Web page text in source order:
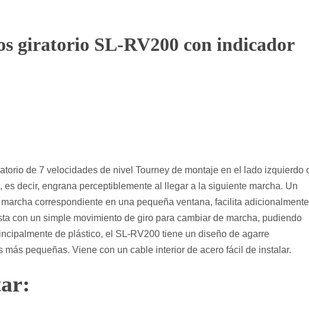
giratorio SL-RV200 con indicador
de 7 velocidades de nivel Tourney de montaje en el lado izquierdo
decir, engrana perceptiblemente al llegar a la siguiente marcha. Un
correspondiente en una pequeña ventana, facilita adicionalmente
con un simple movimiento de giro para cambiar de marcha, pudiendo
de plástico, el SL-RV200 tiene un diseño de agarre
pequeñas. Viene con un cable interior de acero fácil de instalar.